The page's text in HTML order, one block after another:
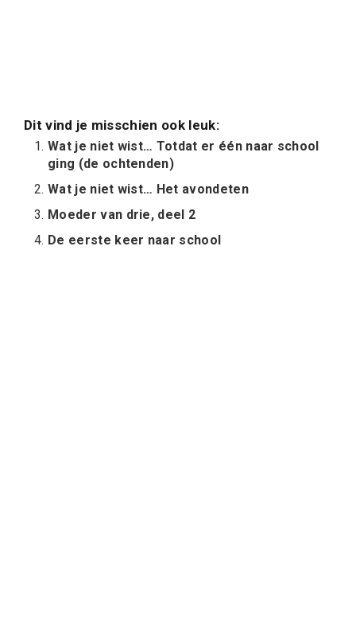
Dit vind je misschien ook leuk:
Wat je niet wist… Totdat er één naar school
ging (de ochtenden)
Wat je niet wist… Het avondeten
Moeder van drie, deel 2
De eerste keer naar school